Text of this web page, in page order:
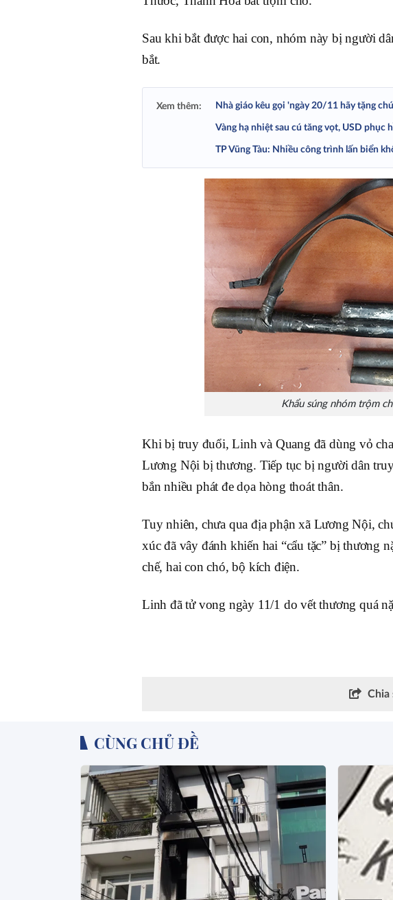
Sau khi bắt được hai con, nhóm này bị người
bắt.
Xem thêm: Nhà giáo kêu gọi 'ngày 20/11 hãy tặng
Vàng hạ nhiệt sau cú tăng vọt, USD phục
TP Vũng Tàu: Nhiều công trình lấn biển
Khẩu súng nhóm trộm
Khi bị truy đuổi, Linh và Quang đã dùng vỏ
Lương Nội bị thương. Tiếp tục bị người dân
bắn nhiều phát đe dọa hòng thoát thân.
Tuy nhiên, chưa qua địa phận xã Lương Nội,
xúc đã vây đánh khiến hai “cẩu tặc” bị thương
chế, hai con chó, bộ kích điện.
Linh đã tử vong ngày 11/1 do vết thương quá
Chia
CÙNG CHỦ ĐỀ